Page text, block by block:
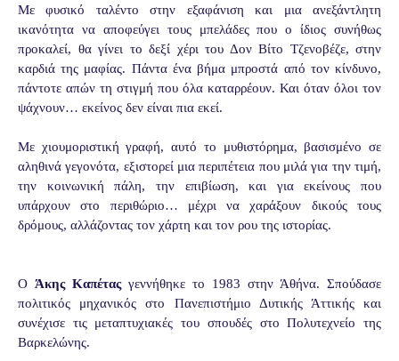
Με φυσικό ταλέντο στην εξαφάνιση και μια ανεξάντλητη
ικανότητα να αποφεύγει τους μπελάδες που ο ίδιος συνήθως
προκαλεί, θα γίνει το δεξί χέρι του Δον Βίτο Τζενοβέζε, στην
καρδιά της μαφίας. Πάντα ένα βήμα μπροστά από τον κίνδυνο,
πάντοτε απών τη στιγμή που όλα καταρρέουν. Και όταν όλοι τον
ψάχνουν… εκείνος δεν είναι πια εκεί.
Με χιουμοριστική γραφή, αυτό το μυθιστόρημα, βασισμένο σε
αληθινά γεγονότα, εξιστορεί μια περιπέτεια που μιλά για την τιμή,
την κοινωνική πάλη, την επιβίωση, και για εκείνους που
υπάρχουν στο περιθώριο… μέχρι να χαράξουν δικούς τους
δρόμους, αλλάζοντας τον χάρτη και τον ρου της ιστορίας.
Ο Άκης Καπέταςγεννήθηκε το 1983 στην Άθήνα. Σπούδασε
πολιτικός μηχανικός στο Πανεπιστήμιο Δυτικής Άττικής και
συνέχισε τις μεταπτυχιακές του σπουδές στο Πολυτεχνείο της
Βαρκελώνης.